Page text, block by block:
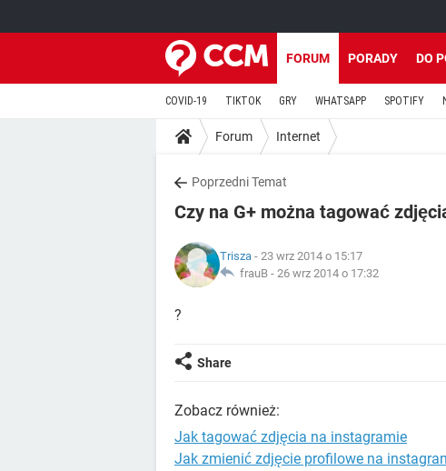
FORUM PORADY DO
COVID-19 TIKTOK GRY WHATSAPP SPOTIFY
Forum Internet
Poprzedni Temat
Czy na G+ można tagować
Trisza - 23 wrz 2014 o 15:17
frauB - 26 wrz 2014 o 17:32
?
Share
Zobacz również:
Jak tagować zdjęcia na instagramie
Jak zmienić zdjęcie profilowe na